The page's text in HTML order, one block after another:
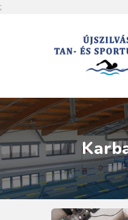
;
ÁRLISTA
MEDENCÉINK
HÍREK
ESEMÉNYEK
KAPCSOLAT